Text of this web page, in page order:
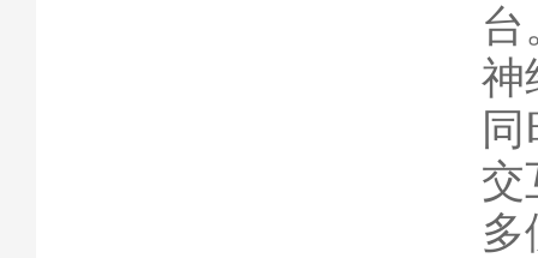
神
交
多